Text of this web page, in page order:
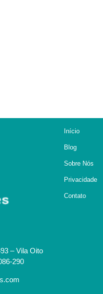
– Vila Oito
290
Início
Blog
Sobre Nós
Privacidade
Contato